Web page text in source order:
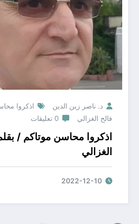
د. ناصر زين الدين اذكروا
فالح الغزالي
0 تعليقات
اذكروا
الغزالي
2022-12-10